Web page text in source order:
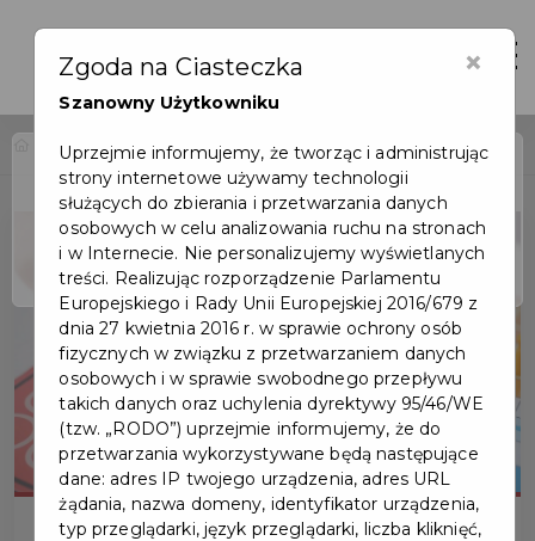
Home Wydarzenia Zapraszamy na planszówki
Wydarzenie już się
zakończyło
×
Zgoda na Ciasteczka
Szanowny Użytkowniku
Uprzejmie informujemy, że tworząc i administrując
strony internetowe używamy technologii
służących do zbierania i przetwarzania danych
osobowych w celu analizowania ruchu na stronach
i w Internecie. Nie personalizujemy wyświetlanych
treści. Realizując rozporządzenie Parlamentu
Europejskiego i Rady Unii Europejskiej 2016/679 z
dnia 27 kwietnia 2016 r. w sprawie ochrony osób
fizycznych w związku z przetwarzaniem danych
osobowych i w sprawie swobodnego przepływu
takich danych oraz uchylenia dyrektywy 95/46/WE
(tzw. „RODO”) uprzejmie informujemy, że do
przetwarzania wykorzystywane będą następujące
dane: adres IP twojego urządzenia, adres URL
żądania, nazwa domeny, identyfikator urządzenia,
typ przeglądarki, język przeglądarki, liczba kliknięć,